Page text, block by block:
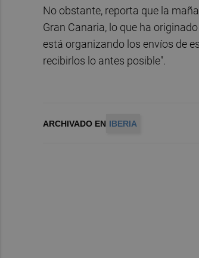
No obstante, reporta que la
Gran Canaria, lo que ha
está organizando los envíos de
recibirlos lo antes posible".
ARCHIVADO EN IBERIA